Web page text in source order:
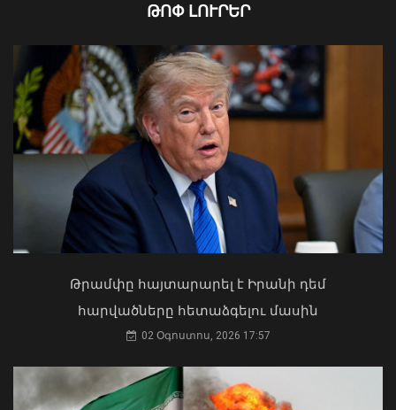
Խոշոր հրդեհ է բռնկվել Երևանի
Սիլիկյան թաղամասի
հարևանությամբ գտնվող
06 Օգոստոս, 2026 22:33
Ի՞նչ ուղերձ էր ոտքի չկանգնելը.
Աղաջանյանը` ընդդիմությանը
ԹՈՓ ԼՈՒՐԵՐ
Թրամփը հայտարարել է Իրանի դեմ
հարվածները հետաձգելու մասին
02 Օգոստոս, 2026 17:57